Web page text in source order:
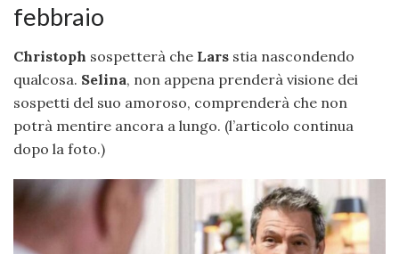
febbraio
Christoph sospetterà che Lars stia nascondendo
qualcosa. Selina, non appena prenderà visione dei
sospetti del suo amoroso, comprenderà che non
potrà mentire ancora a lungo. (l’articolo continua
dopo la foto.)